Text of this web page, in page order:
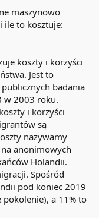
to, że powoduje
rok
różnią się
ale dość uciążliwy np.
trwa. Większość z
mięśni. Fornax
grypę lub
maszynowo
ile to kosztuje:
koszty i korzyści
Jest to
badania
w 2003 roku.
i korzyści
są
nazywamy
anonimowych
Holandii.
Spośród
pod koniec 2019
pokolenie), a 11% to